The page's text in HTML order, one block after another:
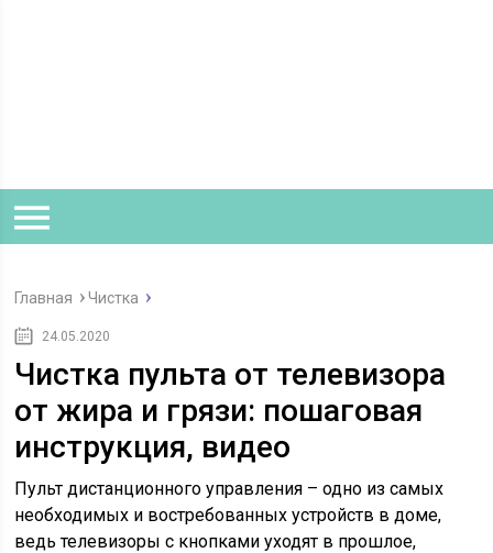
Главная Чистка
24.05.2020
Чистка пульта от телевизора
от жира и грязи: пошаговая
инструкция, видео
Пульт дистанционного управления – одно из самых
необходимых и востребованных устройств в доме,
ведь телевизоры с кнопками уходят в прошлое,